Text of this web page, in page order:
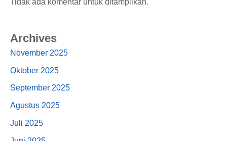
Tidak ada komentar untuk ditampilkan.
Archives
November 2025
Oktober 2025
September 2025
Agustus 2025
Juli 2025